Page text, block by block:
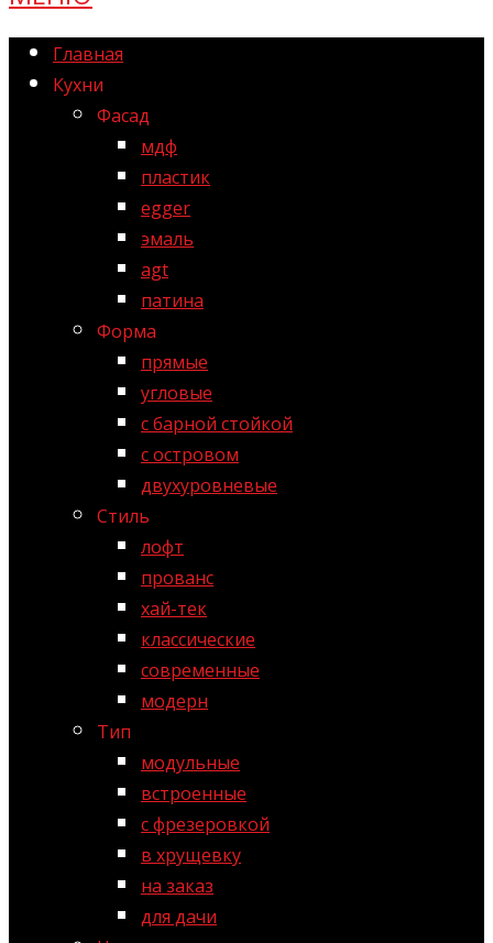
Главная
Кухни
Фасад
мдф
пластик
egger
эмаль
agt
патина
Форма
прямые
угловые
с барной стойкой
с островом
двухуровневые
Стиль
лофт
прованс
хай-тек
классические
современные
модерн
Тип
модульные
встроенные
с фрезеровкой
в хрущевку
на заказ
для дачи